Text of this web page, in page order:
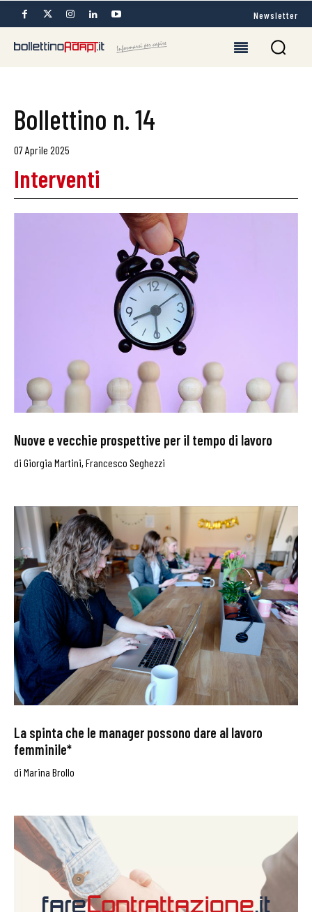
Newsletter
Bollettino n. 14
07 Aprile 2025
Interventi
Nuove e vecchie prospettive per il tempo di lavoro
di Giorgia Martini, Francesco Seghezzi
La spinta che le manager possono dare al lavoro
femminile*
di Marina Brollo